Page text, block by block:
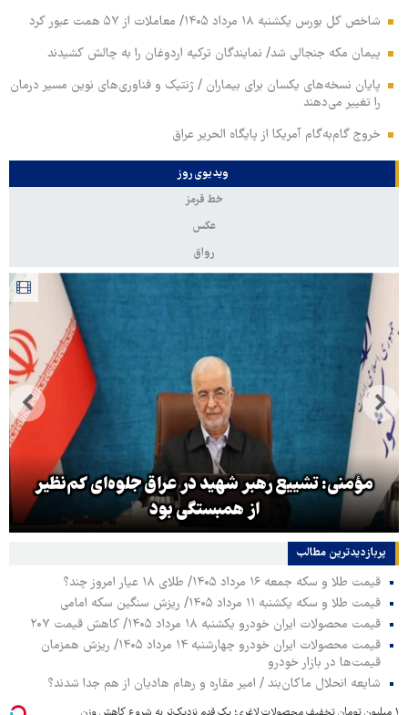
شاخص کل بورس یکشنبه ۱۸ مرداد ۱۴۰۵/ معاملات از ۵۷ همت عبور کرد
پیمان مکه جنجالی شد/ نمایندگان ترکیه اردوغان را به چالش کشیدند
پایان نسخه‌های یکسان برای بیماران / ژنتیک و فناوری‌های نوین مسیر درمان
را تغییر می‌دهند
خروج گام‌به‌گام آمریکا از پایگاه الحریر عراق
ویدیوی روز
خط قرمز
عکس
رواق
مؤمنی: تشییع رهبر شهید در عراق جلوه‌ای کم‌نظیر
از همبستگی بود
پربازدیدترین‌ مطالب
قیمت طلا و سکه جمعه ۱۶ مرداد ۱۴۰۵/ طلای ۱۸ عیار امروز چند؟
قیمت طلا و سکه یکشنبه ۱۱ مرداد ۱۴۰۵/ ریزش سنگین سکه امامی
قیمت محصولات ایران خودرو یکشنبه ۱۸ مرداد ۱۴۰۵/ کاهش قیمت ۲۰۷
قیمت محصولات ایران خودرو چهارشنبه ۱۴ مرداد ۱۴۰۵/ ریزش همزمان
قیمت‌ها در بازار خودرو
شایعه انحلال ماکان‌بند / امیر مقاره و رهام هادیان از هم جدا شدند؟